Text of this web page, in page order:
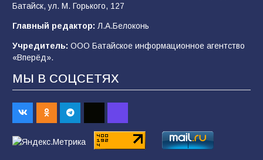
после выборов: в Госдуме дали ответ
95 06.08.2026
«Пургу нести — не поля переходить»: почему
заявления о мобилизации — это
пропагандистский вброс
01.08.2026
Батайск, ул. М. Горького, 127
Главный редактор: Л.А.Белоконь
Учредитель: ООО Батайское информационное агентство
«Вперёд».
МЫ В СОЦСЕТЯХ